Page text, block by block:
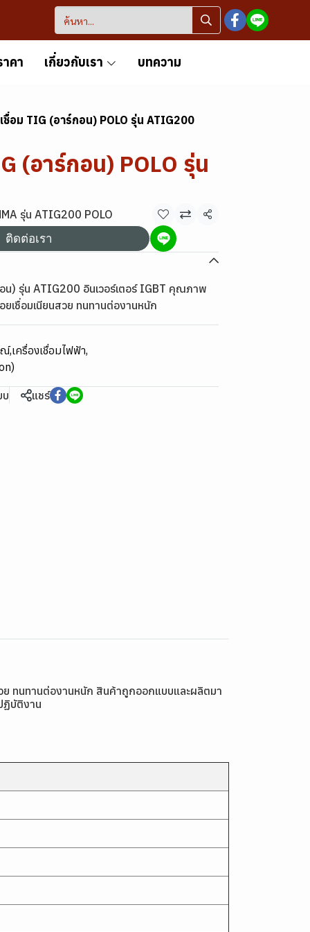
คา เกี่ยวกับเรา บทความ
ชื่อม TIG (อาร์กอน) POLO รุ่น ATIG200
(อาร์กอน) POLO รุ่น
รุ่น ATIG200 POLO
แชร์
ติดต่อเรา
น) รุ่น ATIG200 อินเวอร์เตอร์ IGBT คุณภาพ
เชื่อมเนียนสวย ทนทานต่องานหนัก
ณ์,เครื่องเชื่อมไฟฟ้า,
บ แชร์
ย ทนทานต่องานหนัก สินค้าถูกออกแบบและผลิตมา
ฏิบัติงาน